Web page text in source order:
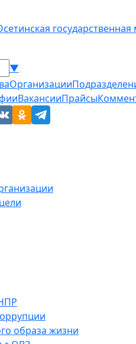
▼
Организации
ВакансииПрайсы
образа жизни